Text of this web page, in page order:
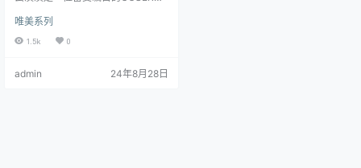
S圈中脱颖而出。她的作品风格多
样，从传统.
唯美系列
1.5k 0
admin 24年8月28日